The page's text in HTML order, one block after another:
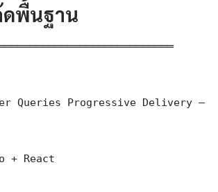
ดพื้นฐาน
Queries Progressive Delivery —
+ React